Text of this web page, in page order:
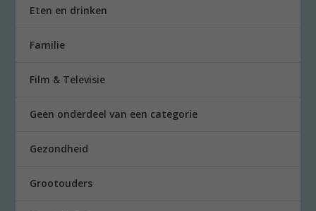
Eten en drinken
Familie
Film & Televisie
Geen onderdeel van een categorie
Gezondheid
Grootouders